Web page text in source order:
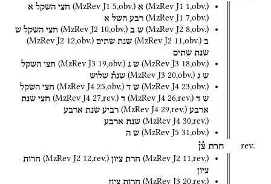
(MzRev J1 1,obv.) א (MzRev J1 5,obv.) חצי השקל א
(MzRev J1 7,obv.) רבע השל א
(MzRev J2 8,obv.) ש ב (MzRev J2 10,obv.) חצי השקל ש
ב
(MzRev J2 11,obv.) שנת שתים (MzRev J2 12,obv.)
שנת שתים
(MzRev J3 18,obv.) ש ג (MzRev J3 19,obv.) חצי השקל
ש ג (MzRev J3 20,obv.) שנת֯ שלוש
(MzRev J4 23,obv.) ש ד (MzRev J4 25,obv.) חצי השקל
ש ד (MzRev J4 26,rev.) ד (MzRev J4 27,rev.) חצי שנת
ארבע
(MzRev J4 29,rev.) רביע שנת ארבע
(MzRev J4 30,rev.) שנת ארבע
(MzRev J5 31,obv.) ש ה
rev. חרת צ֯ן֯
(MzRev J2 11,rev.) חרת ציון (MzRev J2 12,rev.)
חרות
ציון
(MzRev J3 20,rev.) חרות ציון